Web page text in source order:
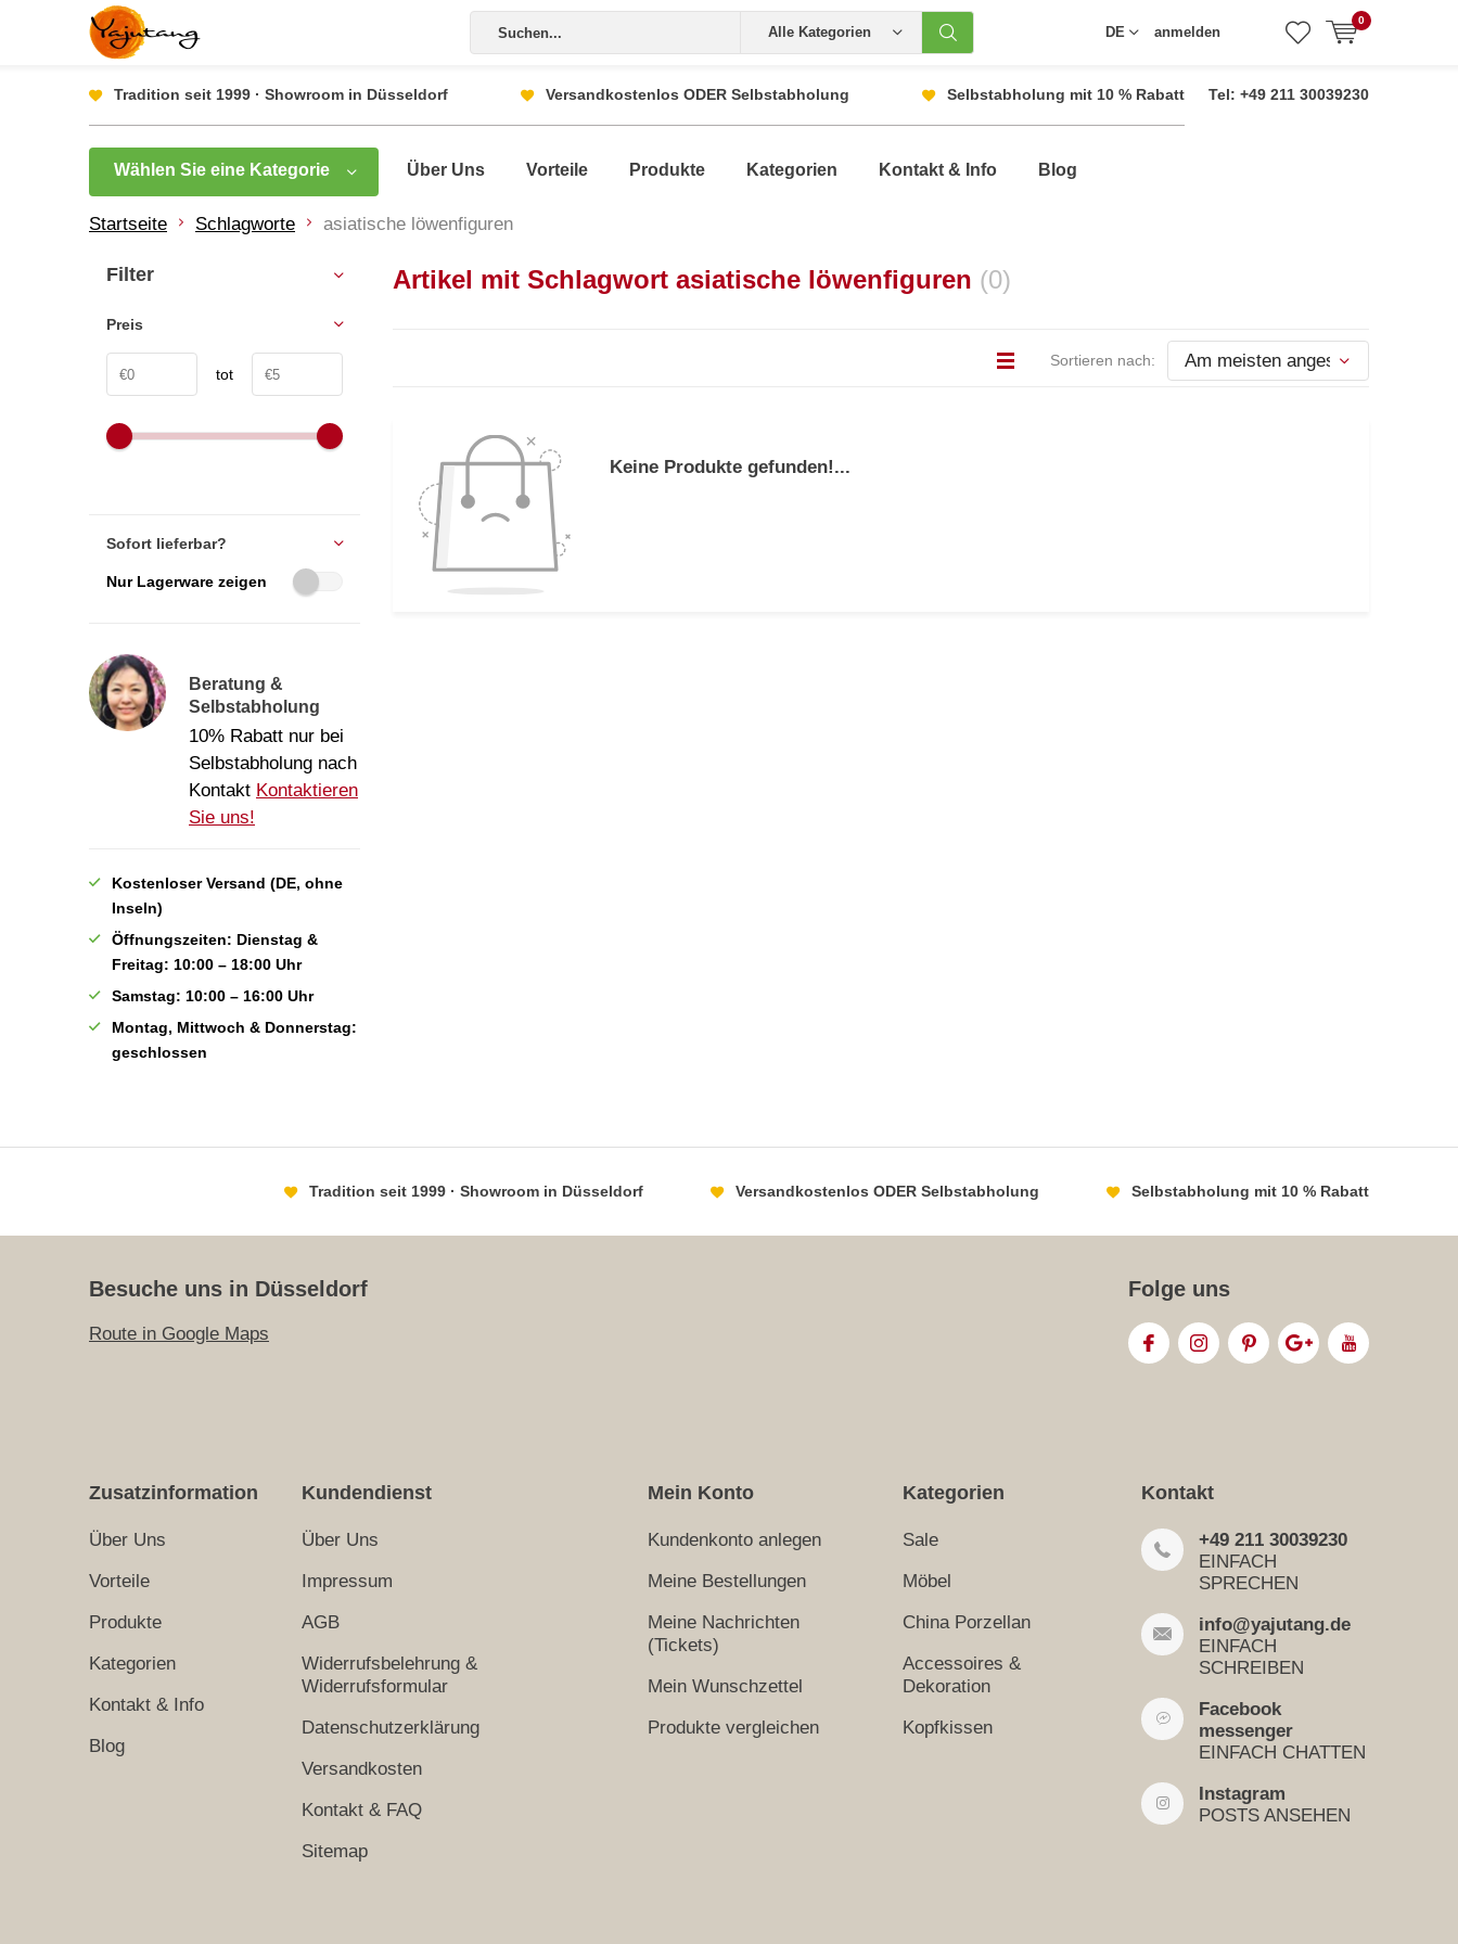
Alle Kategorien DE anmelden
0
Tradition seit 1999 · Showroom in Düsseldorf Versandkostenlos ODER Selbstabholung Selbstabholung mit 10 % Rabatt Tel: +49 211 30039230
Wählen Sie eine Kategorie Über Uns Vorteile Produkte Kategorien Kontakt & Info Blog
Startseite Schlagworte asiatische löwenfiguren
Artikel mit Schlagwort asiatische löwenfiguren (0)
Sortieren nach:
Keine Produkte gefunden!...
Filter
Preis
tot
Sofort lieferbar?
Nur Lagerware zeigen
Beratung &
Selbstabholung
10% Rabatt nur bei
Selbstabholung nach
Kontakt Kontaktieren
Sie uns!
Kostenloser Versand (DE, ohne
Inseln)
Öffnungszeiten: Dienstag &
Freitag: 10:00 – 18:00 Uhr
Samstag: 10:00 – 16:00 Uhr
Montag, Mittwoch & Donnerstag:
geschlossen
Tradition seit 1999 · Showroom in Düsseldorf Versandkostenlos ODER Selbstabholung Selbstabholung mit 10 % Rabatt
Besuche uns in Düsseldorf
Route in Google Maps
Folge uns
Zusatzinformation
Über Uns
Vorteile
Produkte
Kategorien
Kontakt & Info
Blog
Kundendienst
Über Uns
Impressum
AGB
Widerrufsbelehrung &
Widerrufsformular
Datenschutzerklärung
Versandkosten
Kontakt & FAQ
Sitemap
Mein Konto
Kundenkonto anlegen
Meine Bestellungen
Meine Nachrichten
(Tickets)
Mein Wunschzettel
Produkte vergleichen
Kategorien
Sale
Möbel
China Porzellan
Accessoires &
Dekoration
Kopfkissen
Kontakt
+49 211 30039230
EINFACH
SPRECHEN
info@yajutang.de
EINFACH
SCHREIBEN
Facebook
messenger
EINFACH CHATTEN
Instagram
POSTS ANSEHEN